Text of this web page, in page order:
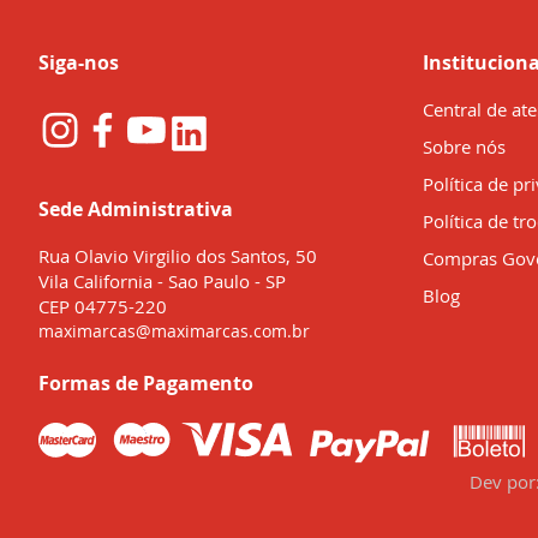
Siga-nos
Sede Administrativa
Rua Olavio Virgilio dos Santos, 50
Vila California - Sao Paulo - SP
CEP 04775-220
maximarcas@maximarcas.com.br
Central de
Sobre nós
Política de
Política de
Compras
Blog
Formas de Pagamento
Dev por: